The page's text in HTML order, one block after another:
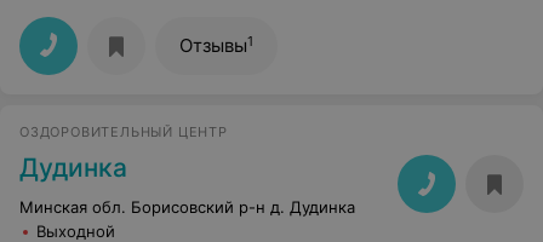
Отзывы1
ОЗДОРОВИТЕЛЬНЫЙ ЦЕНТР
Дудинка
Минская обл. Борисовский р-н д. Дудинка
Выходной